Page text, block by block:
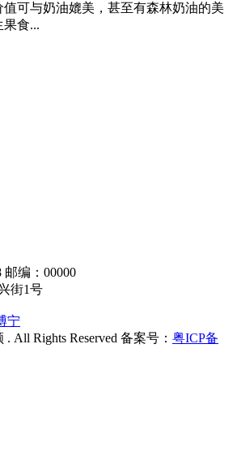
可与奶油媲美，甚至有森林奶油的美
食...
邮编：00000
街1号
宁
. All Rights Reserved 备案号： 粤ICP备